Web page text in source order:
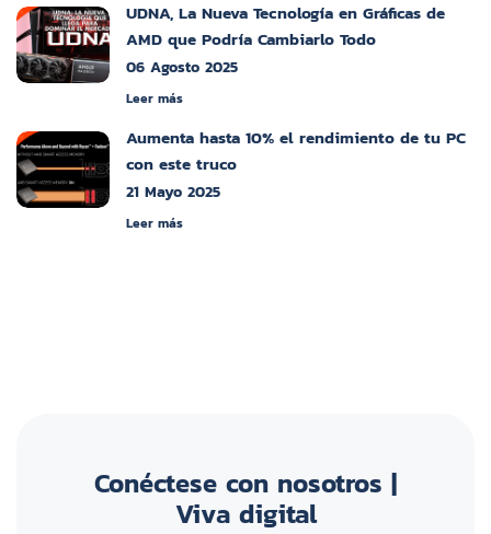
UDNA, La Nueva Tecnología en Gráficas de
AMD que Podría Cambiarlo Todo
06 Agosto 2025
Leer más
Aumenta hasta 10% el rendimiento de tu PC
con este truco
21 Mayo 2025
Leer más
Conéctese con nosotros |
Viva digital